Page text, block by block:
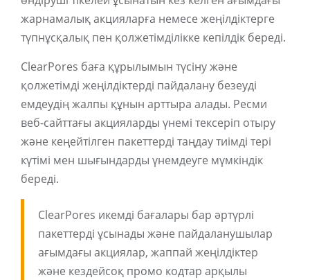
жарнамалық акцияларға немесе жеңілдіктерге
түпнұсқалық пен қолжетімділікке кепілдік береді.
ClearPores баға құрылымын түсіну және
қолжетімді жеңілдіктерді пайдалану безеуді
емдеудің жалпы құнын арттыра алады. Ресми
веб-сайттағы акцияларды үнемі тексеріп отыру
және кеңейтілген пакеттерді таңдау тиімді тері
күтімі мен шығындарды үнемдеуге мүмкіндік
береді.
ClearPores икемді бағалары бар әртүрлі
пакеттерді ұсынады және пайдаланушылар
ағымдағы акциялар, жаппай жеңілдіктер
және кездейсоқ промо кодтар арқылы